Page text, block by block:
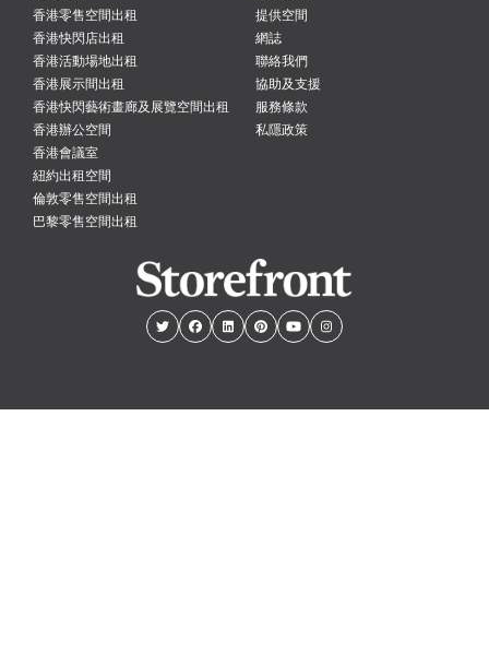
香港零售空間出租
香港快閃店出租
香港活動場地出租
香港展示間出租
香港快閃藝術畫廊及展覽空間出租
香港辦公空間
香港會議室
紐約出租空間
倫敦零售空間出租
巴黎零售空間出租
提供空間
網誌
聯絡我們
協助及支援
服務條款
私隱政策